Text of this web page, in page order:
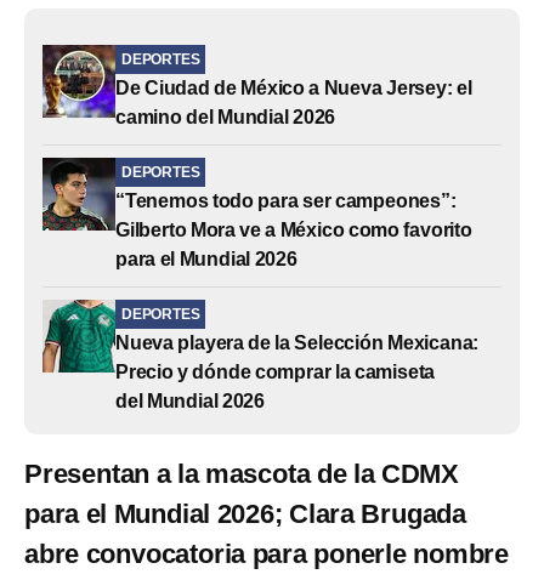
DEPORTES
De Ciudad de México a Nueva Jersey: el
camino del Mundial 2026
DEPORTES
“Tenemos todo para ser campeones”:
Gilberto Mora ve a México como favorito
para el Mundial 2026
DEPORTES
Nueva playera de la Selección Mexicana:
Precio y dónde comprar la camiseta
del Mundial 2026
Presentan a la mascota de la CDMX
para el Mundial 2026; Clara Brugada
abre convocatoria para ponerle nombre